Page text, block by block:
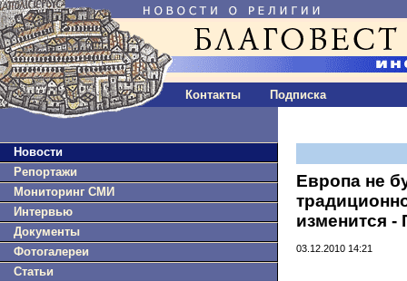
Контакты Подписка
Новости
Репортажи
Мониторинг СМИ
Интервью
Документы
Фотогалереи
Статьи
Европа не
изменится -
03.12.2010 14:21